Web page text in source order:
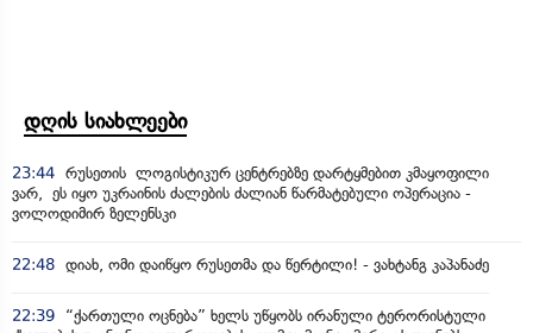
დღის სიახლეები
23:44 რუსეთის ლოგისტიკურ ცენტრებზე დარტყმებით კმაყოფილი
ვარ, ეს იყო უკრაინის ძალების ძალიან წარმატებული ოპერაცია -
ვოლოდიმირ ზელენსკი
22:48 დიახ, ომი დაიწყო რუსეთმა და წერტილი! - ვახტანგ კაპანაძე
22:39
“ქართული ოცნება” ხელს უწყობს ირანული ტერორისტული